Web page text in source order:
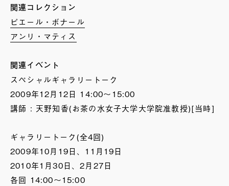
関連コレクション
ピエール・ボナール
アンリ・マティス
関連イベント
スペシャルギャラリートーク
2009年12月12日 14:00〜15:00
講師 : 天野知香(お茶の水女子大学大学院准教授)[当時]
ギャラリートーク(全4回)
2009年10月19日、11月19日
2010年1月30日、2月27日
各回 14:00〜15:00